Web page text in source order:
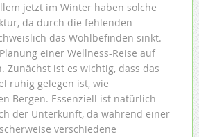
jetzt im Winter haben solche
da durch die fehlenden
das Wohlbefinden sinkt.
einer Wellness-Reise auf
Zunächst ist es wichtig, dass das
ruhig gelegen ist, wie
Bergen. Essenziell ist natürlich
der Unterkunft, da während einer
verschiedene